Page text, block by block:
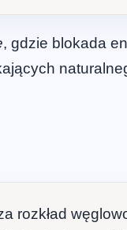
, gdzie blokada
rozkład